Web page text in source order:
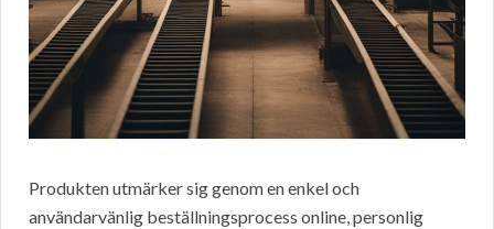
Produkten utmärker sig genom en enkel och
användarvänlig beställningsprocess online, personlig